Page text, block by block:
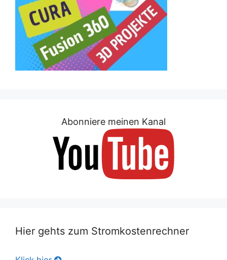
Abonniere meinen Kanal
Hier gehts zum Stromkostenrechner